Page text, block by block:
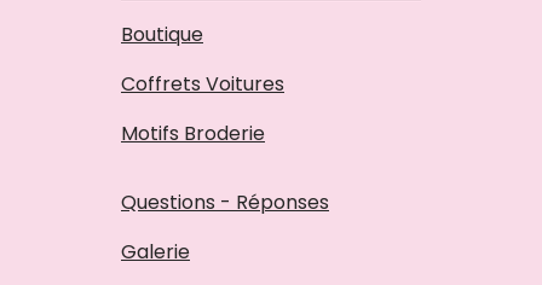
Boutique
Coffrets Voitures
Motifs Broderie
Questions - Réponses
Galerie